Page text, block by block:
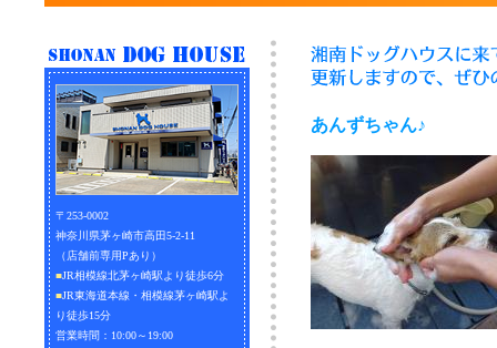
〒253-0002
神奈川県茅ヶ崎市高田5-2-11
（店舗前専用Pあり）
■JR相模線北茅ヶ崎駅より徒歩6分
■JR東海道本線・相模線茅ヶ崎駅よ
り徒歩15分
営業時間：10:00～19:00
あんずちゃん♪